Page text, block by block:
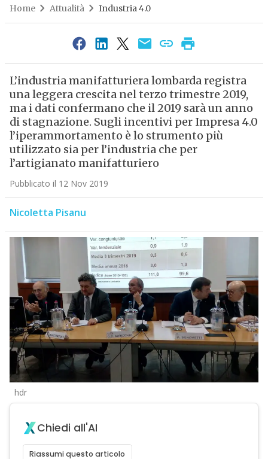
Home Attualità Industria 4.0
L’industria manifatturiera lombarda registra
una leggera crescita nel terzo trimestre 2019,
ma i dati confermano che il 2019 sarà un anno
di stagnazione. Sugli incentivi per Impresa 4.0
l’iperammortamento è lo strumento più
utilizzato sia per l’industria che per
l’artigianato manifatturiero
Pubblicato il 12 Nov 2019
Nicoletta Pisanu
hdr
Chiedi all'AI
Riassumi questo articolo